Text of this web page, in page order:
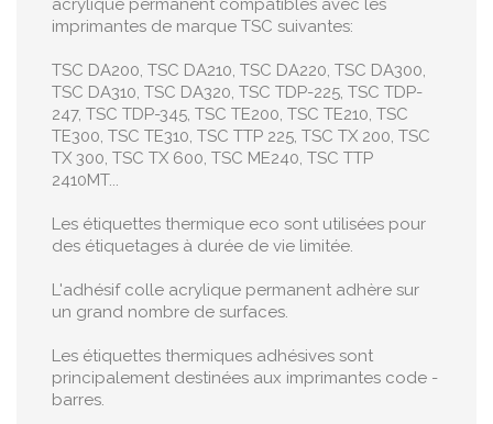
acrylique permanent compatibles avec les
imprimantes de marque TSC suivantes:
TSC DA200, TSC DA210, TSC DA220, TSC DA300,
TSC DA310, TSC DA320, TSC TDP-225, TSC TDP-
247, TSC TDP-345, TSC TE200, TSC TE210, TSC
TE300, TSC TE310, TSC TTP 225, TSC TX 200, TSC
TX 300, TSC TX 600, TSC ME240, TSC TTP
2410MT...
Les étiquettes thermique eco sont utilisées pour
des étiquetages à durée de vie limitée.
L'adhésif colle acrylique permanent adhère sur
un grand nombre de surfaces.
Les étiquettes thermiques adhésives sont
principalement destinées aux imprimantes code -
barres.